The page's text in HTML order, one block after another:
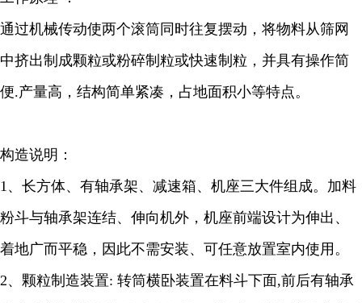
通过机械传动使两个滚筒同时往复摆动，将物料从筛网
中挤出制成颗粒或粉碎制粒或快速制粒，并具有操作简
便.产量高，结构简单紧凑，占地面积小等特点。
构造说明：
1、长方体、有轴承架、减速箱、机座三大件组成。加料
粉斗与轴承架连结、伸向机外，机座前端设计为伸出、
着地广而平稳，因此不需安装、可任意放置室内使用。
2、颗粒制造装置: 转筒横卧装置在料斗下面,前后有轴承